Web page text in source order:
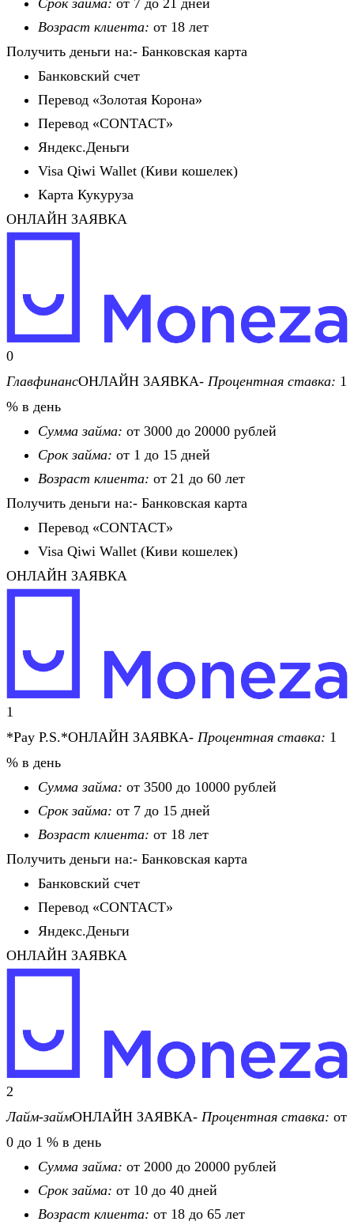
Срок займа: от 7 до 21 дней
Возраст клиента: от 18 лет
Получить деньги на:- Банковская карта
Банковский счет
Перевод «Золотая Корона»
Перевод «CONTACT»
Яндекс.Деньги
Visa Qiwi Wallet (Киви кошелек)
Карта Кукуруза
ОНЛАЙН ЗАЯВКА
0
ГлавфинансОНЛАЙН ЗАЯВКА- Процентная ставка: 1
% в день
Сумма займа: от 3000 до 20000 рублей
Срок займа: от 1 до 15 дней
Возраст клиента: от 21 до 60 лет
Получить деньги на:- Банковская карта
Перевод «CONTACT»
Visa Qiwi Wallet (Киви кошелек)
ОНЛАЙН ЗАЯВКА
1
*Pay P.S.*ОНЛАЙН ЗАЯВКА- Процентная ставка: 1
% в день
Сумма займа: от 3500 до 10000 рублей
Срок займа: от 7 до 15 дней
Возраст клиента: от 18 лет
Получить деньги на:- Банковская карта
Банковский счет
Перевод «CONTACT»
Яндекс.Деньги
ОНЛАЙН ЗАЯВКА
2
Лайм-займОНЛАЙН ЗАЯВКА- Процентная ставка: от
0 до 1 % в день
Сумма займа: от 2000 до 20000 рублей
Срок займа: от 10 до 40 дней
Возраст клиента: от 18 до 65 лет